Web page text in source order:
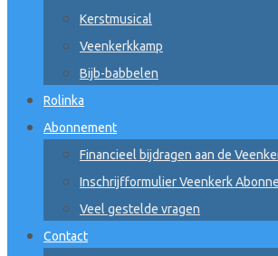
Kerstmusical
Veenkerkkamp
Bijb-babbelen
Rolinka
Abonnement
Financieel bijdragen aan de
Inschrijfformulier Veenkerk
Veel gestelde vragen
Contact